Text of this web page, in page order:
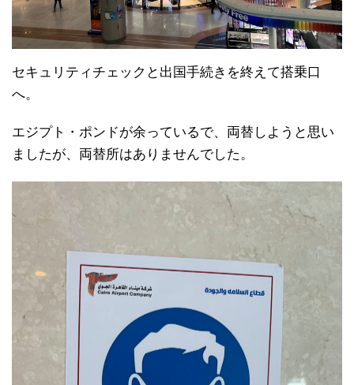
セキュリティチェックと出国手続きを終えて搭乗口
へ。
エジプト・ポンドが余っているで、両替しようと思い
ましたが、両替所はありませんでした。